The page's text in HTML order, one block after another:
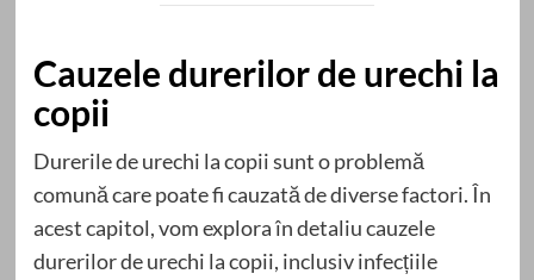
Cauzele durerilor de urechi la
copii
Durerile de urechi la copii sunt o problemă
comună care poate fi cauzată de diverse factori. În
acest capitol, vom explora în detaliu cauzele
durerilor de urechi la copii, inclusiv infecțiile